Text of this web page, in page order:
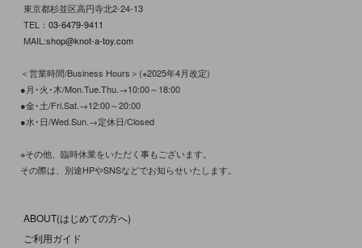
東京都杉並区高円寺北2-24-13
TEL： 03-6479-9411
MAIL:shop@knot-a-toy.com
＜営業時間/Business Hours＞(※2025年4月改定)
●月･火･木/Mon.Tue.Thu.→10:00～18:00
●金･土/Fri.Sat.→12:00～20:00
●水･日/Wed.Sun.→定休日/Closed
※その他、臨時休業をいただく事もございます。
その際は、別途HPやSNSなどでお知らせいたします。
ABOUT(はじめての方へ)
ご利用ガイド